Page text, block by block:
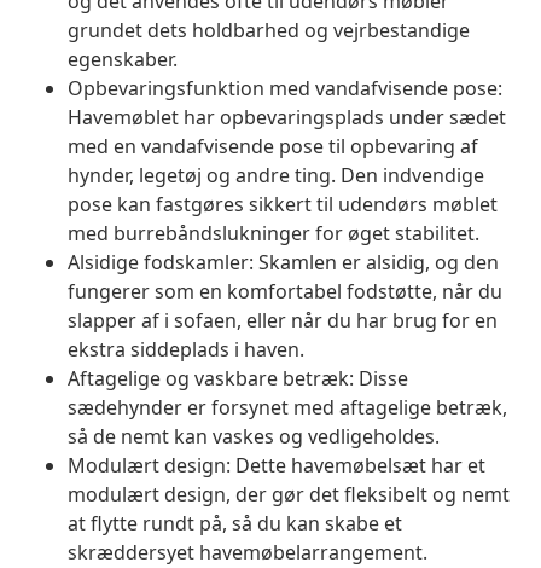
grundet dets holdbarhed og vejrbestandige
egenskaber.
Opbevaringsfunktion med vandafvisende pose:
Havemøblet har opbevaringsplads under sædet
med en vandafvisende pose til opbevaring af
hynder, legetøj og andre ting. Den indvendige
pose kan fastgøres sikkert til udendørs møblet
med burrebåndslukninger for øget stabilitet.
Alsidige fodskamler: Skamlen er alsidig, og den
fungerer som en komfortabel fodstøtte, når du
slapper af i sofaen, eller når du har brug for en
ekstra siddeplads i haven.
Aftagelige og vaskbare betræk: Disse
sædehynder er forsynet med aftagelige betræk,
så de nemt kan vaskes og vedligeholdes.
Modulært design: Dette havemøbelsæt har et
modulært design, der gør det fleksibelt og nemt
at flytte rundt på, så du kan skabe et
skræddersyet havemøbelarrangement.